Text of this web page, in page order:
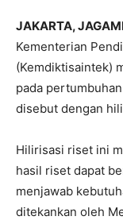
JAKARTA,
Kementerian
(Kemdiktisaintek)
pada
disebut dengan
Hilirisasi riset ini
hasil riset dapat
menjawab
ditekankan oleh